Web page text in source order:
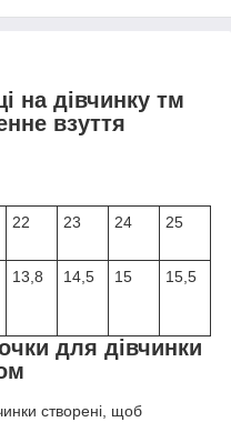
на дівчинку тм
взуття
22 23 24 25
13,8 14,5 15 15,5
для дівчинки
створені, щоб